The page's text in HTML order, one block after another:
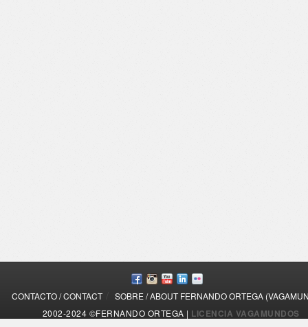
CONTACTO / CONTACT
SOBRE / ABOUT FERNANDO ORTEGA
2002-2024 ©FERNANDO ORTEGA | LICENCIA VAGAMUNDOS